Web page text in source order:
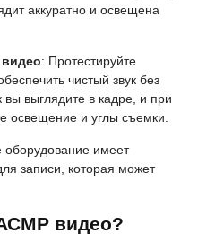
аккуратно и освещена
: Протестируйте
чистый звук без
вы выглядите в кадре, и при
освещение и углы съемки.
оборудование имеет
записи, которая может
видео?